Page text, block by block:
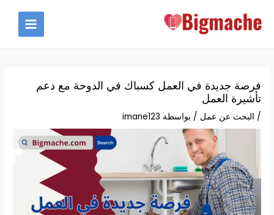
MAIN
فرصة جديدة في العمل كسباك في الدوحة مع دعم
تأشيرة العمل
/ البحث عن عمل / بواسطة imane123